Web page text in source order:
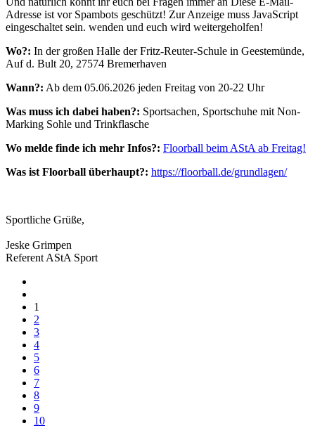
Adresse ist vor Spambots geschützt! Zur Anzeige muss JavaScript
eingeschaltet sein. wenden und euch wird weitergeholfen!
Wo?: In der großen Halle der Fritz-Reuter-Schule in Geestemünde,
Auf d. Bult 20, 27574 Bremerhaven
Wann?: Ab dem 05.06.2026 jeden Freitag von 20-22 Uhr
Was muss ich dabei haben?: Sportsachen, Sportschuhe mit Non-
Marking Sohle und Trinkflasche
Wo melde finde ich mehr Infos?: Floorball beim AStA ab Freitag!
Was ist Floorball überhaupt?: https://floorball.de/grundlagen/
Sportliche Grüße,
Jeske Grimpen
Referent AStA Sport
1
2
3
4
5
6
7
8
9
10